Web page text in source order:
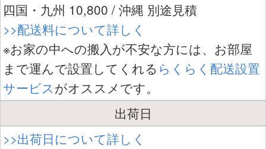
四国・九州 10,800 / 沖縄 別途見積
>>配送料について詳しく
※お家の中への搬入が不安な方には、お部屋
まで運んで設置してくれる らくらく配送設置
サービスがオススメです。
出荷日
>>出荷日について詳しく